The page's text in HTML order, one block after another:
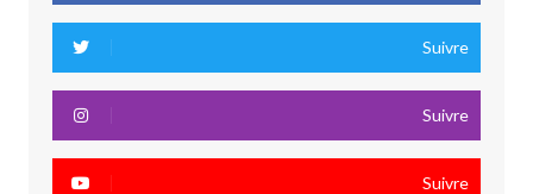
Suivre
Suivre
Suivre